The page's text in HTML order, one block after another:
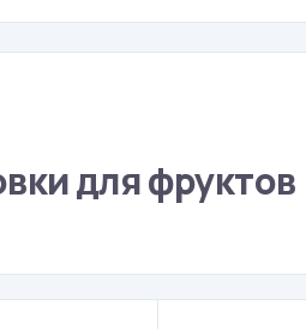
для фруктов